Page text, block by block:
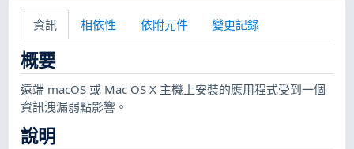
資訊 相依性 依附元件 變更記錄
概要
遠端 macOS 或 Mac OS X 主機上安裝的應用程式受到一個
資訊洩漏弱點影響。
說明